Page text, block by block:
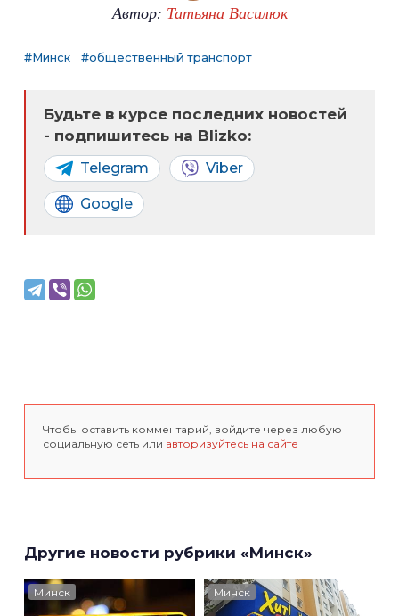
Автор: Татьяна Василюк
#Минск #общественный транспорт
Будьте в курсе последних новостей
- подпишитесь на Blizko:
Telegram Viber
Google
Чтобы оставить комментарий, войдите через любую
социальную сеть или авторизуйтесь на сайте
Другие новости рубрики «Минск»
Минск Минск